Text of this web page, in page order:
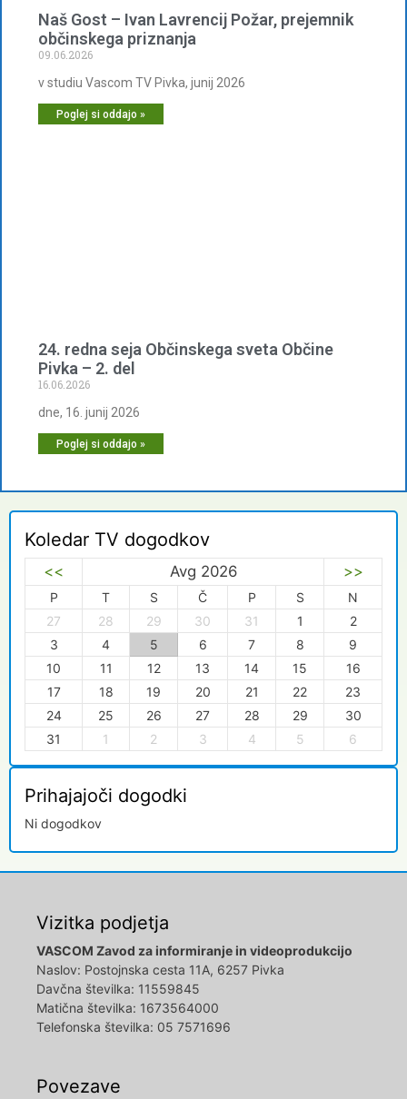
Naš Gost – Ivan Lavrencij Požar, prejemnik
občinskega priznanja
09.06.2026
v studiu Vascom TV Pivka, junij 2026
Poglej si oddajo »
24. redna seja Občinskega sveta Občine
Pivka – 2. del
16.06.2026
dne, 16. junij 2026
Poglej si oddajo »
Koledar TV dogodkov
<< Avg 2026 >>
P T S Č P S
N
27
28 29 30 31 1
2
3
4 5 6 7 8
9
10
11 12 13 14 15
16
17
18 19 20 21 22
23
24
25 26 27 28 29
30
31
1 2 3 4 5 6
Prihajajoči dogodki
Ni dogodkov
Vizitka podjetja
VASCOM Zavod za informiranje in videoprodukcijo
Naslov: Postojnska cesta 11A, 6257 Pivka
Davčna številka: 11559845
Matična številka: 1673564000
Telefonska številka: 05 7571696
Povezave